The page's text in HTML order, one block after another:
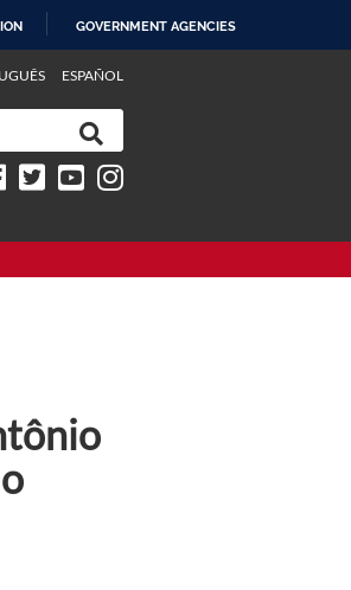
GOVERNMENT AGENCIES
ESPAÑOL